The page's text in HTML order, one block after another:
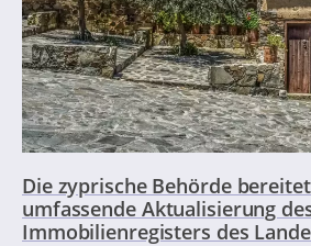
Die zyprische Behörde
umfassende Aktualisierung
Immobilienregisters des